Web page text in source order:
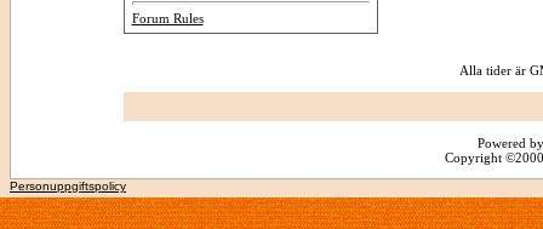
Forum Rules
Alla tider är
Powered
Copyright
Personuppgiftspolicy